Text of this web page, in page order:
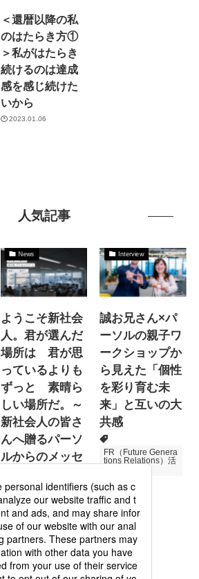
＜還暦以降の私
のはたらき方①
＞私がはたらき
続けるのは達成
感を感じ続けた
いから
2023.01.06
人気記事
News
ようこそ新社会
人。君が選んだ
場所は 君が思
っているよりも
ずっと 素晴ら
しい場所だ。～
新社会人の皆さ
んへ贈るパーソ
ルからのメッセ
Specialized Servic
es
プロモーション
Interview
誠お兄さん×パ
ーソルの親子ワ
ークショップか
ら見えた「個性
を彩り育む未
来」と互いの大
共感
FR（Future Genera
tions Relations）活
次世代育成
2026.06.16